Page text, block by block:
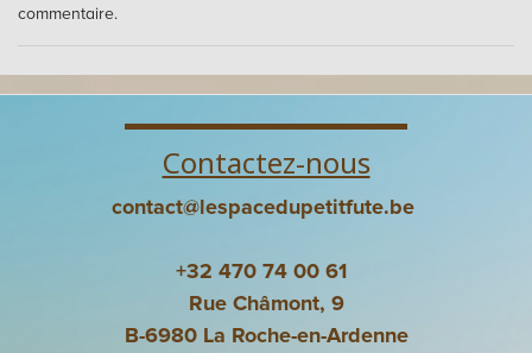
commentaire.
Contactez-nous
contact@lespacedupetitfute.be
+32 470 74 00 61
Rue Châmont, 9
B-6980 La Roche-en-Ardenne